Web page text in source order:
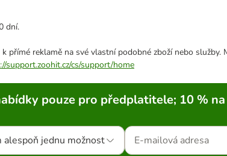
dní.
přímé reklamě na své vlastní podobné zboží nebo
support.zoohit.cz/cs/support/home
pouze pro předplatitele; 10 %
jednu možnost